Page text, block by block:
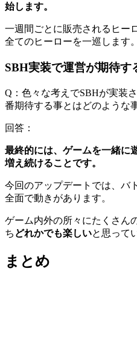
始します。
一週間ごとに販売されるヒー
全てのヒーローを一巡します。
SBH実装で運営が期待す
Q：色々な考えでSBHが実装
番期待する事とはどのような
回答：
最終的には、ゲームを一緒に
増え続けることです。
今回のアップデートでは、バ
全面で動きがあります。
ゲーム内外の所々にたくさん
ち どれかでも楽しいと思って
まとめ